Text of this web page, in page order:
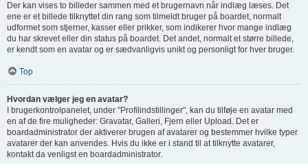
Der kan vises to billeder sammen med et brugernavn når indlæg læses. Det
ene er et billede tilknyttet din rang som tilmeldt bruger på boardet, normalt
udformet som stjerner, kasser eller prikker, som indikerer hvor mange indlæg
du har skrevet eller din status på boardet. Det andet, normalt et større billede,
er kendt som en avatar og er sædvanligvis unikt og personligt for hver bruger.
Top
Hvordan vælger jeg en avatar?
I brugerkontrolpanelet, under "Profilindstillinger", kan du tilføje en avatar med
en af de fire muligheder: Gravatar, Galleri, Fjern eller Upload. Det er
boardadministrator der aktiverer brugen af avatarer og bestemmer hvilke typer
avatarer der kan anvendes. Hvis du ikke er i stand til at tilknytte avatarer,
kontakt da venligst en boardadministrator.